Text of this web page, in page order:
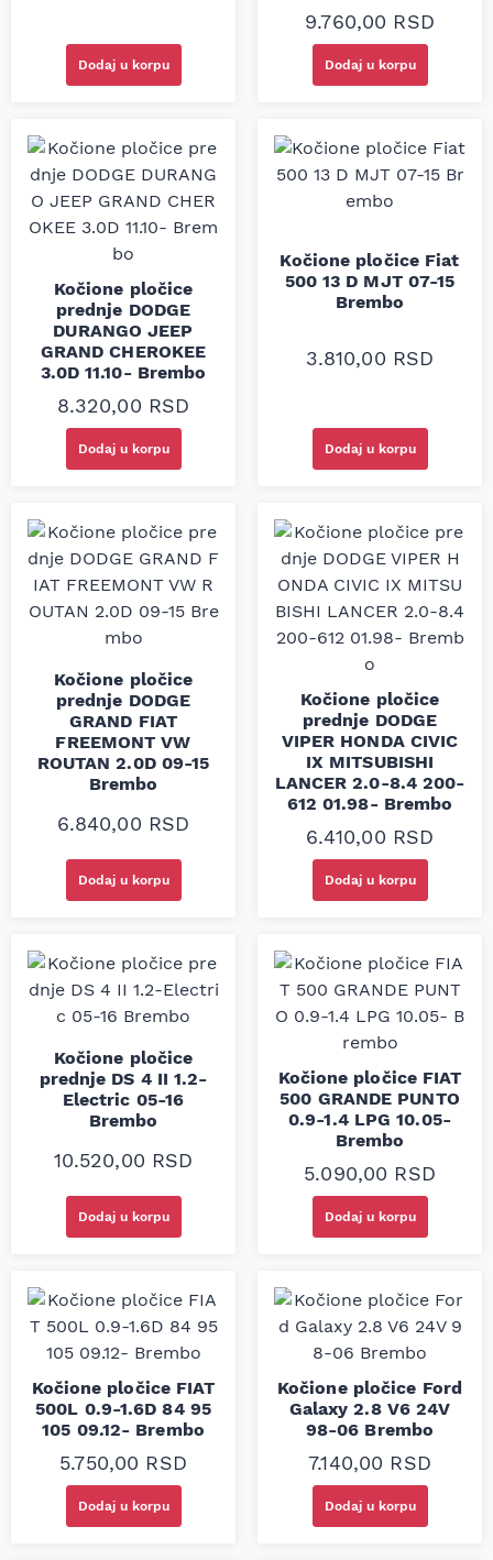
Dodaj u korpu
9.760,00 RSD
Dodaj u korpu
Kočione pločice
prednje DODGE
DURANGO JEEP
GRAND CHEROKEE
3.0D 11.10- Brembo
8.320,00 RSD
Dodaj u korpu
Kočione pločice Fiat
500 13 D MJT 07-15
Brembo
3.810,00 RSD
Dodaj u korpu
Kočione pločice
prednje DODGE
GRAND FIAT
FREEMONT VW
ROUTAN 2.0D 09-15
Brembo
6.840,00 RSD
Dodaj u korpu
Kočione pločice
prednje DODGE
VIPER HONDA CIVIC
IX MITSUBISHI
LANCER 2.0-8.4 200-
612 01.98- Brembo
6.410,00 RSD
Dodaj u korpu
Kočione pločice
prednje DS 4 II 1.2-
Electric 05-16
Brembo
10.520,00 RSD
Dodaj u korpu
Kočione pločice FIAT
500 GRANDE PUNTO
0.9-1.4 LPG 10.05-
Brembo
5.090,00 RSD
Dodaj u korpu
Kočione pločice FIAT
500L 0.9-1.6D 84 95
105 09.12- Brembo
5.750,00 RSD
Dodaj u korpu
Kočione pločice Ford
Galaxy 2.8 V6 24V
98-06 Brembo
7.140,00 RSD
Dodaj u korpu